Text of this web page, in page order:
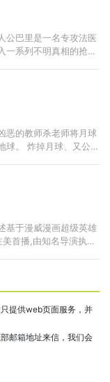
公巴里是一名专攻法医
一系列不明真相的抢劫
恶的教师杀老师将月球
球。 炸掉月球、又公
基于漫威漫画超级英雄
首播,由知名导演执导,
提供web页面服务，并
邮箱地址来信，我们会